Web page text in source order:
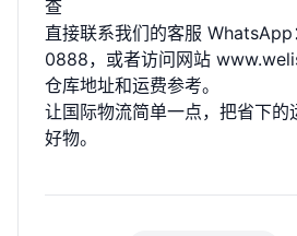
查
直接联系我们的客服
0888，或者访问网站
仓库地址和运费参考。
让国际物流简单一点，把省下的
好物。